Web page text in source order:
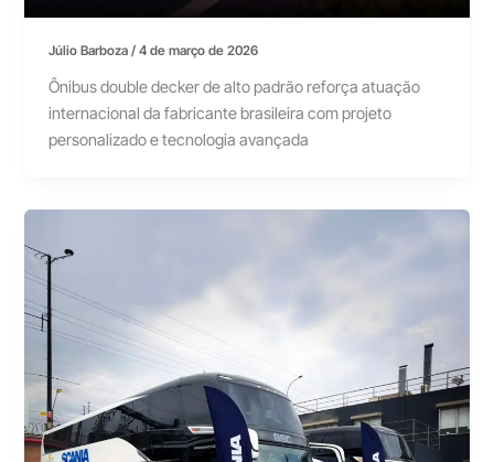
Júlio Barboza/4 de março de 2026
Ônibus double decker de alto padrão reforça atuação
internacional da fabricante brasileira com projeto
personalizado e tecnologia avançada